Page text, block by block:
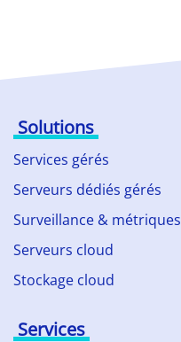
Solutions
Services gérés
Serveurs dédiés gérés
Surveillance & métriques
Serveurs cloud
Stockage cloud
Services